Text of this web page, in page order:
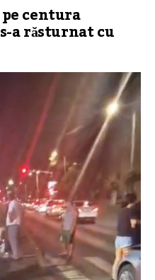
centura
a răsturnat cu